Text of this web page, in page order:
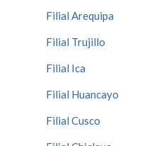
Filial Arequipa
Filial Trujillo
Filial Ica
Filial Huancayo
Filial Cusco